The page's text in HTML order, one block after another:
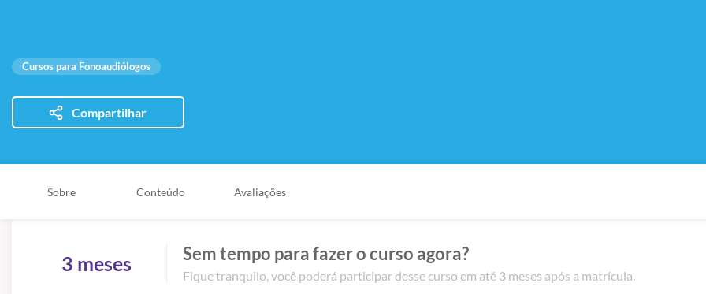
Cursos para Fonoaudiólogos
Compartilhar
Sobre Conteúdo Avaliações
3 meses Sem tempo para fazer o curso agora?
Fique tranquilo, você poderá participar desse curso em até 3 meses após a matrícula.